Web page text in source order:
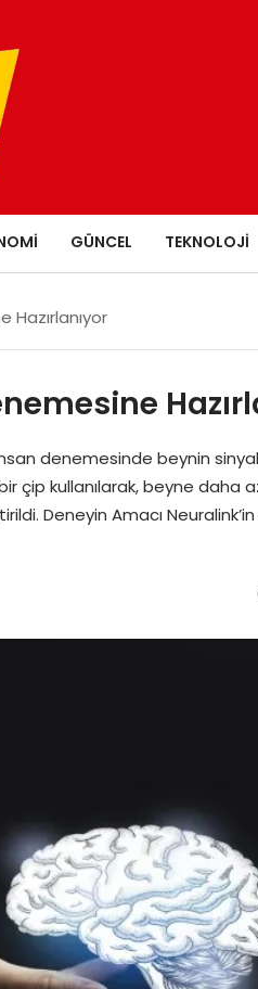
GÜNCEL TEKNOLOJI
Hazırlanıyor
denemesinde beynin
kullanılarak, beyne daha
Deneyin Amacı